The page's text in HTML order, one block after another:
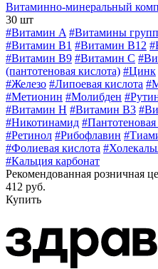
Витаминно-минеральный
30 шт
#Витамин A #Витамины
#Витамин B1 #Витамин B12
#Витамин B9 #Витамин C
(пантотеновая кислота) #Цинк
#Железо #Липоевая кислота
#Метионин #Молибден
#Витамин H #Витамин В3
#Никотинамид #Пантотеновая
#Ретинол #Рибофлавин
#Фолиевая кислота
#Кальция карбонат
Рекомендованная розничная
412 руб.
Купить